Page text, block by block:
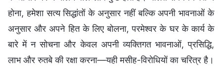
होना, हमेशा सत्य सिद्धांतों के अनुसार नहीं बल्कि अपनी भावनाओं के
अनुसार और अपने हित के लिए बोलना, परमेश्वर के घर के कार्य के
बारे में न सोचना और केवल अपनी व्यक्तिगत भावनाओं, प्रसिद्धि,
लाभ और रुतबे की रक्षा करना—यही मसीह-विरोधियों का चरित्र है।